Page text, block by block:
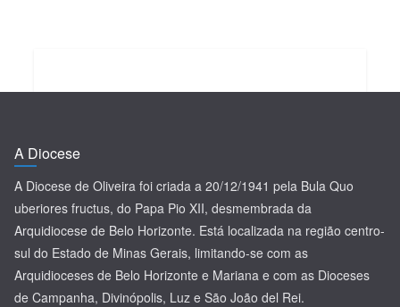
A Diocese
A Diocese de Oliveira foi criada a 20/12/1941 pela Bula Quo
uberiores fructus, do Papa Pio XII, desmembrada da
Arquidiocese de Belo Horizonte. Está localizada na região centro-
sul do Estado de Minas Gerais, limitando-se com as
Arquidioceses de Belo Horizonte e Mariana e com as Dioceses
de Campanha, Divinópolis, Luz e São João del Rei.